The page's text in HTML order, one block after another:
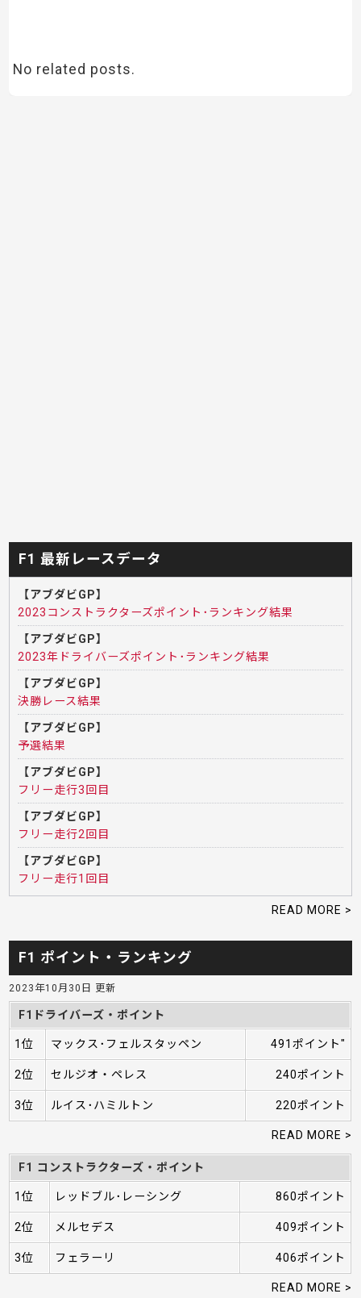
No related posts.
F1 最新レースデータ
【アブダビGP】
2023コンストラクターズポイント･ランキング結果
【アブダビGP】
2023年ドライバーズポイント･ランキング結果
【アブダビGP】
決勝レース結果
【アブダビGP】
予選結果
【アブダビGP】
フリー走行3回目
【アブダビGP】
フリー走行2回目
【アブダビGP】
フリー走行1回目
READ MORE >
F1 ポイント・ランキング
2023年10月30日 更新
F1ドライバーズ・ポイント
1位 マックス･フェルスタッペン 491ポイント"
2位 セルジオ・ペレス 240ポイント
3位 ルイス･ハミルトン 220ポイント
READ MORE >
F1 コンストラクターズ・ポイント
1位 レッドブル･レーシング 860ポイント
2位 メルセデス 409ポイント
3位 フェラーリ 406ポイント
READ MORE >